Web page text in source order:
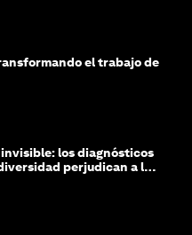
el trabajo de
los diagnósticos
perjudican a las